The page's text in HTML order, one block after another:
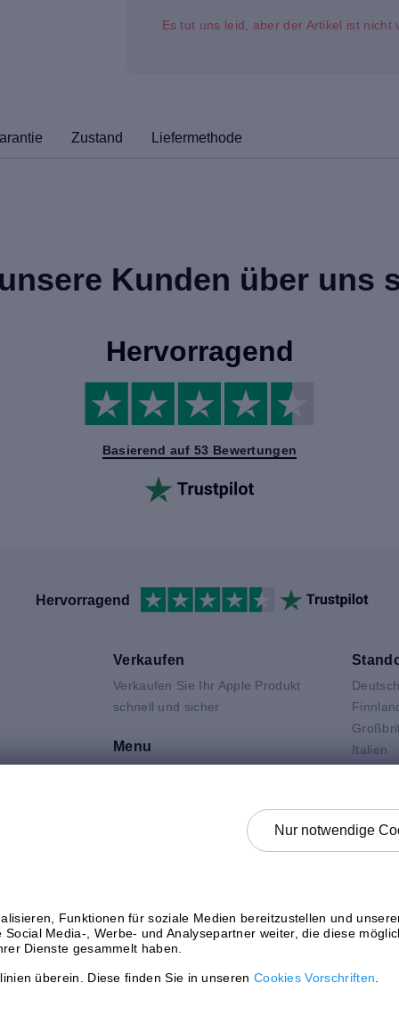
Es tut uns leid, aber der Artikel ist nicht
Zustand Liefermethode
Kunden über uns
Hervorragend
Basierend auf 53 Bewertungen
Hervorragend
Verkaufen
Verkaufen Sie Ihr Apple Produkt
schnell und sicher
Menu
Status prüfen
Italien
Nur notwendige
Funktionen für soziale Medien bereitzustellen und
Media-, Werbe- und Analysepartner weiter, die diese
Dienste gesammelt haben.
überein. Diese finden Sie in unseren Cookies Vorschriften